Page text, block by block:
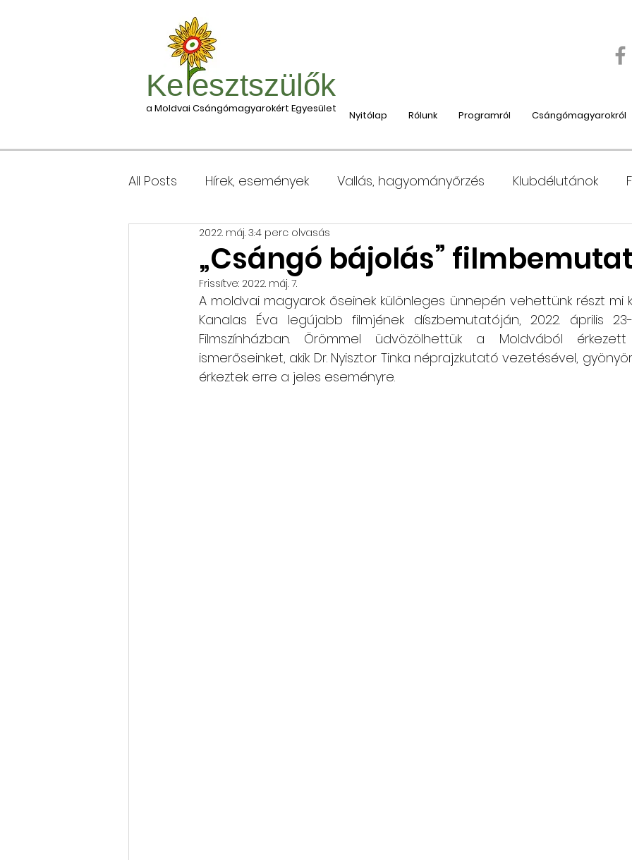
Nyitólap Rólunk Programról Csángómagyarokról
Ke esztszülők
a Moldvai Csángómagyarokért Egyesület
All Posts Hírek, események Vallás, hagyományőrzés Klubdélutánok
Csomagleadás, érkezése Moldvába
Keresztgyerekek levélcíme Nyaralás, táboroztatás Szociális és
Rólunk szól: cikkek, videók Csángó témájú könyv, videó Utazások
„Csángó bájolás”
2022. máj. 3.4 perc olvasás
Frissítve: 2022. máj. 7.
A moldvai magyarok őseinek különleges ünnepén vehettünk részt mi
Kanalas Éva legújabb filmjének díszbemutatóján, 2022. április
Filmszínházban. Örömmel üdvözölhettük a Moldvából
ismerőseinket, akik Dr. Nyisztor Tinka néprajzkutató vezetésével,
érkeztek erre a jeles eseményre.